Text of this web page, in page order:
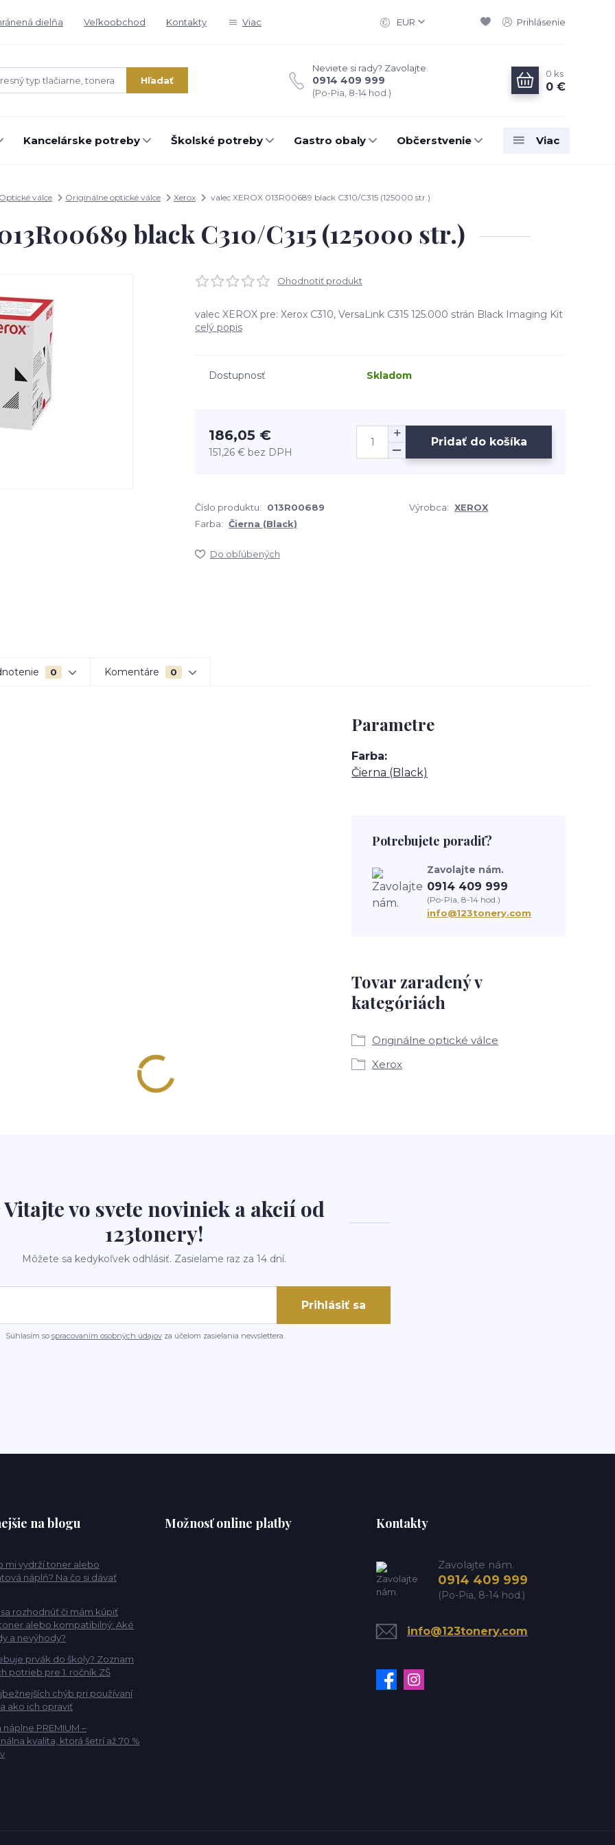
dielňa Veľkoobchod Kontakty Viac EUR Prihlásenie
Hľadať
Neviete si rady? Zavolajte.
0914 409 999
(Po-Pia, 8-14 hod.)
0 ks
0 €
Kancelárske potreby Školské potreby Gastro obaly Občerstvenie Viac
válce Originálne optické válce Xerox valec XEROX 013R00689 black C310/C315 (125000 str.)
black C310/C315 (125000 str.)
Ohodnotiť produkt
valec XEROX pre: Xerox C310, VersaLink C315 125.000 strán Black Imaging Kit
celý popis
Dostupnosť Skladom
186,05 €
151,26 € bez DPH
Pridať do košíka
Číslo produktu: 013R00689 Výrobca: XEROX
Farba: Čierna (Black)
Do obľúbených
0 Komentáre 0
Parametre
Farba
Čierna (Black)
Tovar zaradený v
kategóriách
Originálne optické válce
Xerox
Potrebujete poradiť?
Zavolajte nám.
0914 409 999
(Po-Pia, 8-14 hod.)
info@123tonery.com
Vitajte vo svete noviniek a akcií od
123tonery!
Môžete sa kedykoľvek odhlásiť. Zasielame raz za 14 dní.
Prihlásiť sa
Súhlasím so spracovaním osobných údajovza účelom zasielania newslettera.
na blogu
mi vydrží toner alebo
náplň? Na čo si dávať
rozhodnúť či mám kúpiť
alebo kompatibilný: Aké
a nevýhody?
prvák do školy? Zoznam
potrieb pre 1. ročník ZŠ
chýb pri používaní
ako ich opraviť
náplne PREMIUM –
kvalita, ktorá šetrí až 70 %
Možnosť online platby Kontakty
Zavolajte nám.
0914 409 999
(Po-Pia, 8-14 hod.)
info@123tonery.com